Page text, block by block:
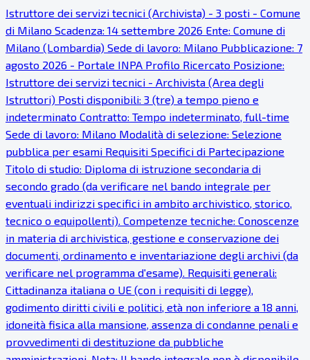
Istruttore dei servizi tecnici (Archivista) - 3 posti - Comune
di Milano Scadenza: 14 settembre 2026 Ente: Comune di
Milano (Lombardia) Sede di lavoro: Milano Pubblicazione: 7
agosto 2026 - Portale INPA Profilo Ricercato Posizione:
Istruttore dei servizi tecnici - Archivista (Area degli
Istruttori) Posti disponibili: 3 (tre) a tempo pieno e
indeterminato Contratto: Tempo indeterminato, full-time
Sede di lavoro: Milano Modalità di selezione: Selezione
pubblica per esami Requisiti Specifici di Partecipazione
Titolo di studio: Diploma di istruzione secondaria di
secondo grado (da verificare nel bando integrale per
eventuali indirizzi specifici in ambito archivistico, storico,
tecnico o equipollenti). Competenze tecniche: Conoscenze
in materia di archivistica, gestione e conservazione dei
documenti, ordinamento e inventariazione degli archivi (da
verificare nel programma d'esame). Requisiti generali:
Cittadinanza italiana o UE (con i requisiti di legge),
godimento diritti civili e politici, età non inferiore a 18 anni,
idoneità fisica alla mansione, assenza di condanne penali e
provvedimenti di destituzione da pubbliche